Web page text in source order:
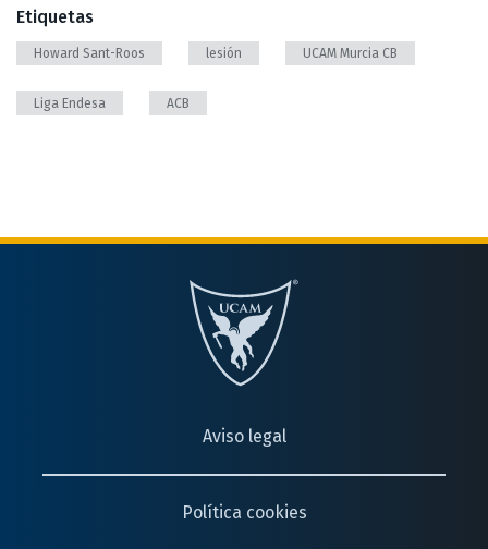
Etiquetas
Howard Sant-Roos lesión UCAM Murcia CB
Liga Endesa ACB
Aviso legal
Política cookies